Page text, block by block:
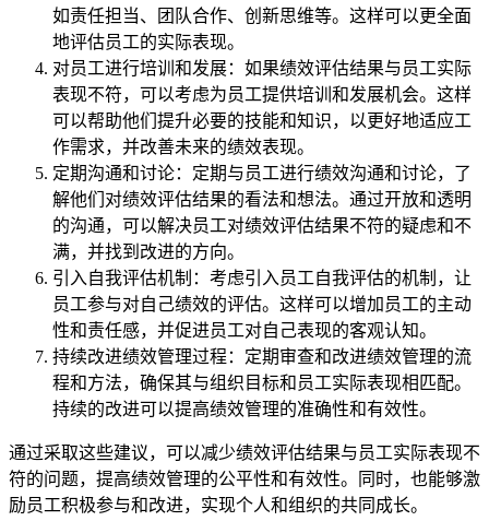
如责任担当、团队合作、创新思维等。这样可以更全面
地评估员工的实际表现。
对员工进行培训和发展：如果绩效评估结果与员工实际
表现不符，可以考虑为员工提供培训和发展机会。这样
可以帮助他们提升必要的技能和知识，以更好地适应工
作需求，并改善未来的绩效表现。
定期沟通和讨论：定期与员工进行绩效沟通和讨论，了
解他们对绩效评估结果的看法和想法。通过开放和透明
的沟通，可以解决员工对绩效评估结果不符的疑虑和不
满，并找到改进的方向。
引入自我评估机制：考虑引入员工自我评估的机制，让
员工参与对自己绩效的评估。这样可以增加员工的主动
性和责任感，并促进员工对自己表现的客观认知。
持续改进绩效管理过程：定期审查和改进绩效管理的流
程和方法，确保其与组织目标和员工实际表现相匹配。
持续的改进可以提高绩效管理的准确性和有效性。
通过采取这些建议，可以减少绩效评估结果与员工实际表现不
符的问题，提高绩效管理的公平性和有效性。同时，也能够激
励员工积极参与和改进，实现个人和组织的共同成长。